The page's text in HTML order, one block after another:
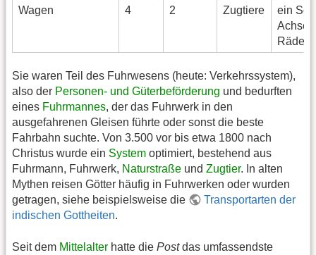
Wagen
4 2 Zugtiere
ein
Rädern
Sie waren Teil des Fuhrwesens (heute: Verkehrssystem),
also der Personen- und Güterbeförderung und bedurften
eines Fuhrmannes, der das Fuhrwerk in den
ausgefahrenen Gleisen führte oder sonst die beste
Fahrbahn suchte. Von 3.500 vor bis etwa 1800 nach
Christus wurde ein System optimiert, bestehend aus
Fuhrmann, Fuhrwerk, Naturstraße und Zugtier. In alten
Mythen reisen Götter häufig in Fuhrwerken oder wurden
getragen, siehe beispielsweise die
Transportarten der
indischen Gottheiten.
Seit dem Mittelalter hatte die Postdas umfassendste